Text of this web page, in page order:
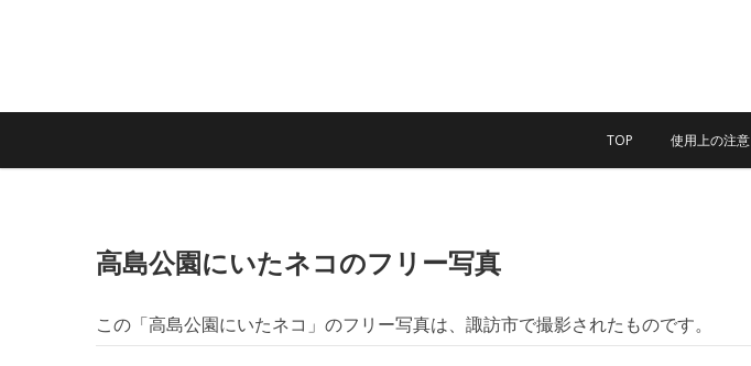
TOP 使用上の注意
高島公園にいたネコのフリー写真
この「高島公園にいたネコ」のフリー写真は、諏訪市で撮影されたものです。